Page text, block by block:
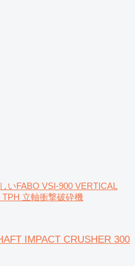
いFABO VSI-900 VERTICAL
立軸衝撃破砕機
IMPACT CRUSHER 300